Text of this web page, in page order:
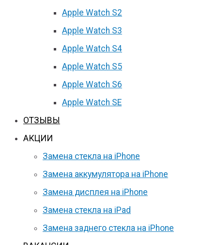
Apple Watch S2
Apple Watch S3
Apple Watch S4
Apple Watch S5
Apple Watch S6
Apple Watch SE
ОТЗЫВЫ
АКЦИИ
Замена стекла на iPhone
Замена аккумулятора на iPhone
Замена дисплея на iPhone
Замена стекла на iPad
Замена заднего стекла на iPhone